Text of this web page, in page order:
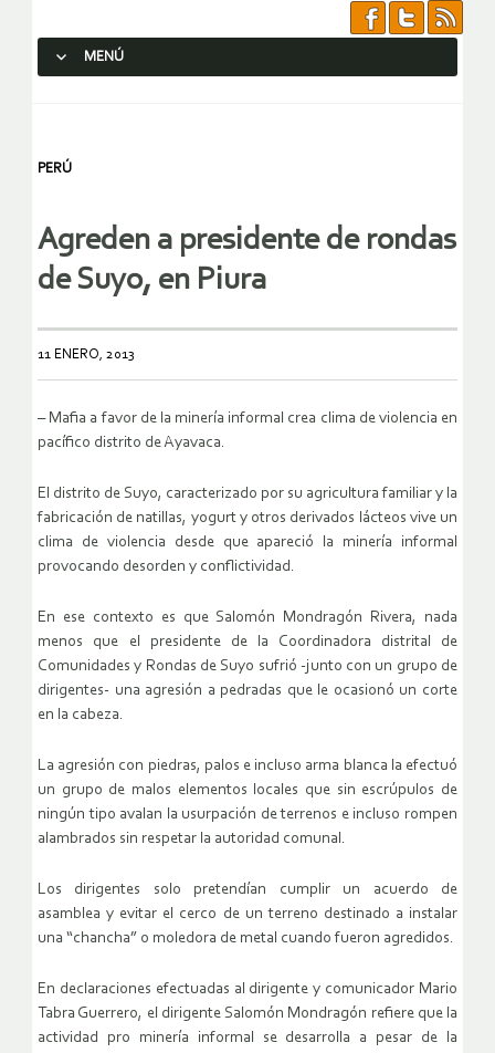
MENÚ
PERÚ
Agreden a presidente de rondas
de Suyo, en Piura
11 ENERO, 2013
– Mafia a favor de la minería informal crea clima de violencia en
pacífico distrito de Ayavaca.
El distrito de Suyo, caracterizado por su agricultura familiar y la
fabricación de natillas, yogurt y otros derivados lácteos vive un
clima de violencia desde que apareció la minería informal
provocando desorden y conflictividad.
En ese contexto es que Salomón Mondragón Rivera, nada
menos que el presidente de la Coordinadora distrital de
Comunidades y Rondas de Suyo sufrió -junto con un grupo de
dirigentes- una agresión a pedradas que le ocasionó un corte
en la cabeza.
La agresión con piedras, palos e incluso arma blanca la efectuó
un grupo de malos elementos locales que sin escrúpulos de
ningún tipo avalan la usurpación de terrenos e incluso rompen
alambrados sin respetar la autoridad comunal.
Los dirigentes solo pretendían cumplir un acuerdo de
asamblea y evitar el cerco de un terreno destinado a instalar
una “chancha” o moledora de metal cuando fueron agredidos.
En declaraciones efectuadas al dirigente y comunicador Mario
Tabra Guerrero, el dirigente Salomón Mondragón refiere que la
actividad pro minería informal se desarrolla a pesar de la